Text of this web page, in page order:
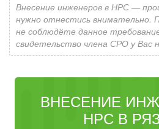
Внесение инженеров в НРС —
нужно отнестись внимательно.
не соблюдёте данное
свидетельство члена СРО у Вас
ВНЕСЕНИЕ
НРС В